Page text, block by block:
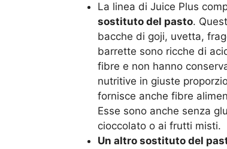
La linea di Juice Plus
sostituto del pasto.
bacche di goji, uvetta,
barrette sono ricche di
fibre e non hanno
nutritive in giuste
fornisce anche fibre
Esse sono anche senza
cioccolato o ai frutti misti.
Un altro sostituto del